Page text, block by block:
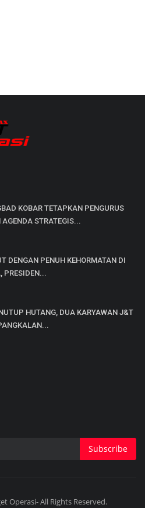
KOBAR TETAPKAN PENGURUS
STRATEGIS...
DENGAN PENUH KEHORMATAN DI
HUTANG, DUA KARYAWAN J&T
Subscribe
Operasi- All Rights Reserved.